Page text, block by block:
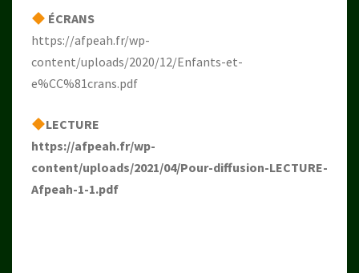
ÉCRANS
https://afpeah.fr/wp-
content/uploads/2020/12/Enfants-et-
e%CC%81crans.pdf
LECTURE
https://afpeah.fr/wp-
content/uploads/2021/04/Pour-diffusion-LECTURE-
Afpeah-1-1.pdf